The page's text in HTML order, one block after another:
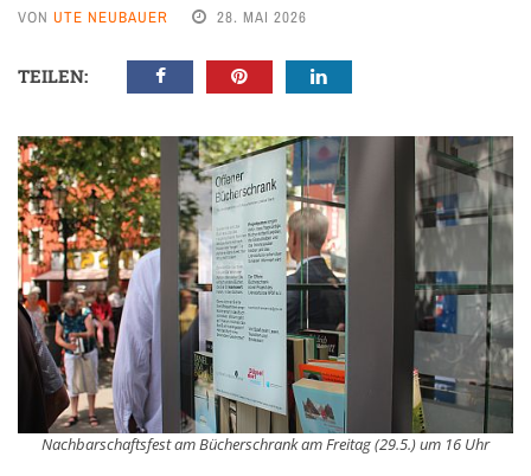
VON UTE NEUBAUER 28. MAI 2026
TEILEN:
Nachbarschaftsfest am Bücherschrank am Freitag (29.5.) um 16 Uhr